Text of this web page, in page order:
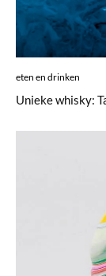
eten en drinken
Unieke whisky: